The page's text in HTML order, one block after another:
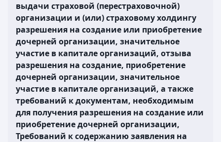
выдачи страховой (перестраховочной)
организации и (или) страховому холдингу
разрешения на создание или приобретение
дочерней организации, значительное
участие в капитале организаций, отзыва
разрешения на создание, приобретение
дочерней организации, значительное
участие в капитале организаций, а также
требований к документам, необходимым
для получения разрешения на создание или
приобретение дочерней организации,
Требований к содержанию заявления на